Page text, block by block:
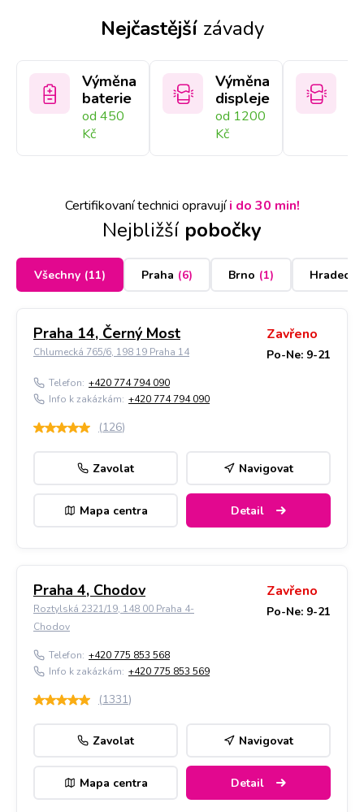
Nejčastější závady
Výměna
baterie
od 450
Kč
Výměna
displeje
od 1200
Kč
Certifikovaní technici opravujíi do 30 min!
Nejbližší pobočky
Všechny (11) Praha (6) Brno (1) Hradec
Praha 14, Černý Most
Chlumecká 765/6, 198 19 Praha 14
Zavřeno
Po-Ne: 9-21
Telefon: +420 774 794 090
Info k zakázkám: +420 774 794 090
(126)
Zavolat Navigovat
Mapa centra Detail
Praha 4, Chodov
Roztylská 2321/19, 148 00 Praha 4-
Chodov
Zavřeno
Po-Ne: 9-21
Telefon: +420 775 853 568
Info k zakázkám: +420 775 853 569
(1331)
Zavolat Navigovat
Mapa centra Detail